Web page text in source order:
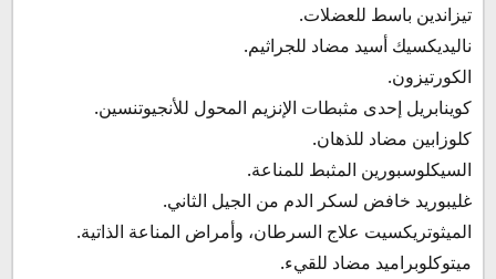
تيزاندين باسط للعضلات.
ناليديكسيك أسيد مضاد للجراثيم.
الكورتيزون.
كوينابريل إحدى مثبطات الإنزيم المحول للأنجيوتنسين.
كلوزابين مضاد للذهان.
السيكلوسبورين المثبط للمناعة.
غليبوريد خافض لسكر الدم من الجيل الثاني.
الميثوتريكسيت علاج السرطان، وأمراض المناعة الذاتية.
ميتوكلوبراميد مضاد للقيء.